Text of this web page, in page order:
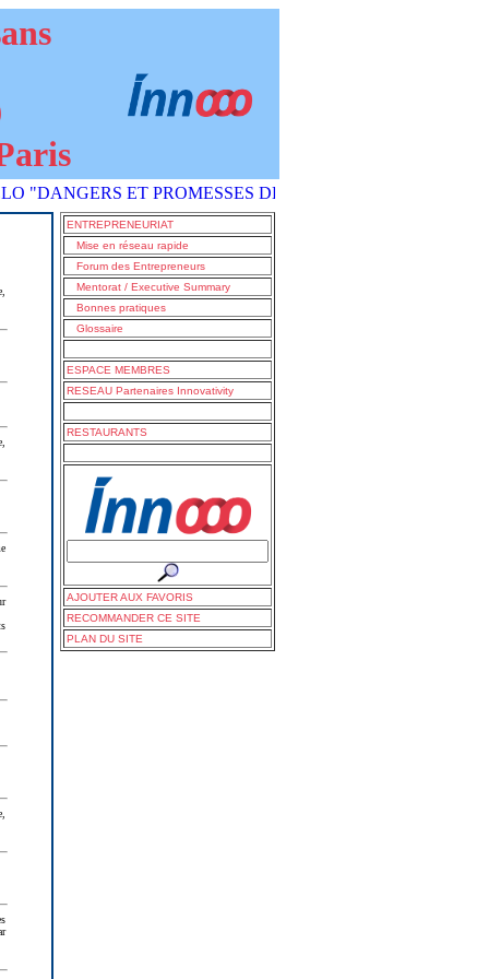
ET PROMESSES DE L'IA COMMENT S'EN SORTIR ?"
ENTREPRENEURIAT
Mise en réseau rapide
Forum des Entrepreneurs
Mentorat / Executive Summary
Bonnes pratiques
Glossaire
ESPACE MEMBRES
RESEAU Partenaires Innovativity
RESTAURANTS
AJOUTER AUX FAVORIS
RECOMMANDER CE SITE
PLAN DU SITE